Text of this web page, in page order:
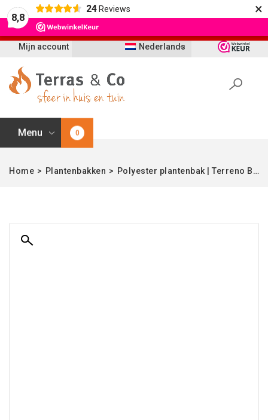
8,8
24 Reviews ×
Nederlands
Mijn account
Menu 0
Home > Plantenbakken > Polyester plantenbak | Terreno Bowl Sand | Verschillende afmetingen
Let op: t/m 21 augustus worden bestellingen
vertraagd geleverd i.v.m. vakantie